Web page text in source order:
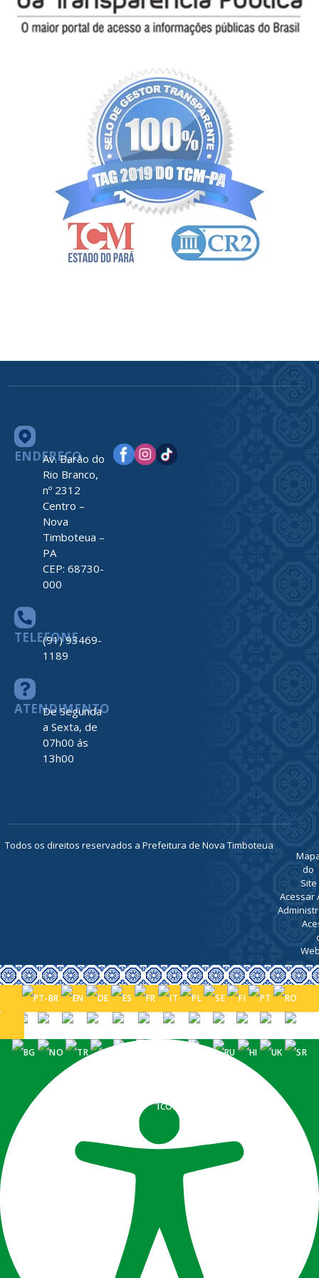
ENDEREÇO
Av. Barão do
Rio Branco,
nº 2312
Centro –
Nova
Timboteua –
PA
CEP: 68730-
000
TELEFONE
(91) 93469-
1189
ATENDIMENTO
De Segunda
a Sexta, de
07h00 ás
13h00
Todos os direitos reservados a Prefeitura de Nova Timboteua
do
Site
Acessar
PORTUGUÊS (BRASIL)